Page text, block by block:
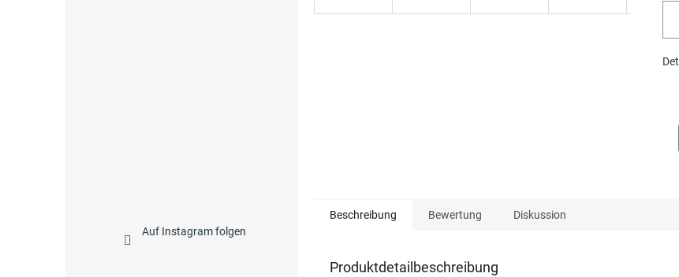
Auf Instagram folgen
Beschreibung Bewertung Diskussion
Produktdetailbeschreibung